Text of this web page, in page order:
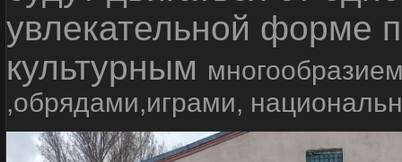
увлекательной форме
культурным
,обрядами,играми,